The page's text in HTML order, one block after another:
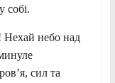
собі.
Нехай небо над
сил та